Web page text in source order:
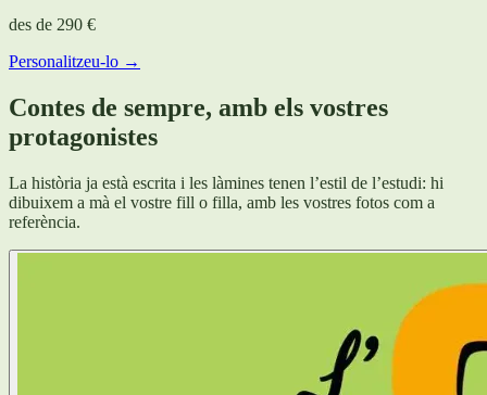
des de 290 €
Personalitzeu-lo →
Contes de sempre, amb els vostres
protagonistes
La història ja està escrita i les làmines tenen l’estil de l’estudi: hi
dibuixem a mà el vostre fill o filla, amb les vostres fotos com a
referència.